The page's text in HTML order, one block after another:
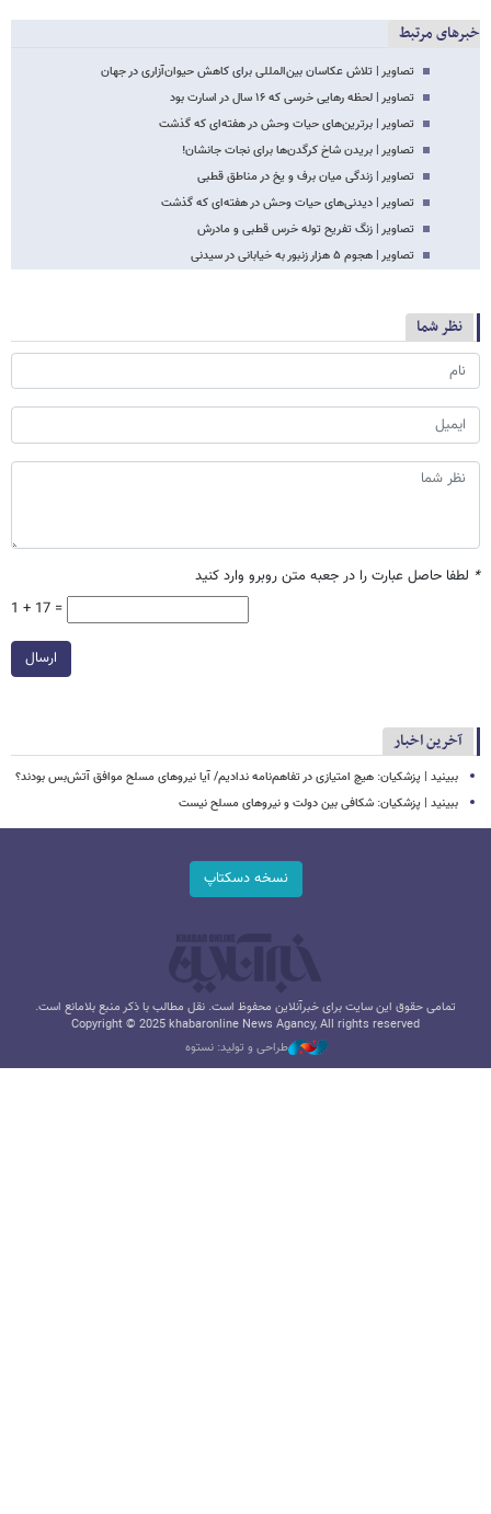
خبرهای مرتبط
تصاویر | تلاش عکاسان بین‌‌المللی برای کاهش حیوان‌آزاری در جهان
تصاویر | لحظه رهایی خرسی که ۱۶ سال در اسارت بود
تصاویر | برترین‌های حیات وحش در هفته‌ای که گذشت
تصاویر | بریدن شاخ کرگدن‌ها برای نجات جانشان!
تصاویر | زندگی میان برف و یخ در مناطق قطبی
تصاویر | دیدنی‌های حیات وحش در هفته‌ای که گذشت
تصاویر | زنگ تفریح توله خرس قطبی و مادرش
تصاویر | هجوم ۵ هزار زنبور به خیابانی در سیدنی
نظر شما
* لطفا حاصل عبارت را در جعبه متن روبرو وارد کنید
1 + 17 =
ارسال
آخرین اخبار
ببینید | پزشکیان: هیچ امتیازی در تفاهم‌نامه ندادیم/ آیا نیروهای مسلح موافق آتش‌بس بودند؟
ببینید | پزشکیان: شکافی بین دولت و نیروهای مسلح نیست
نسخه دسکتاپ
تمامی حقوق این سایت برای خبرآنلاین محفوظ است. نقل مطالب با ذکر منبع بلامانع است.
Copyright © 2025 khabaronline News Agancy, All rights reserved
طراحی و تولید: نستوه